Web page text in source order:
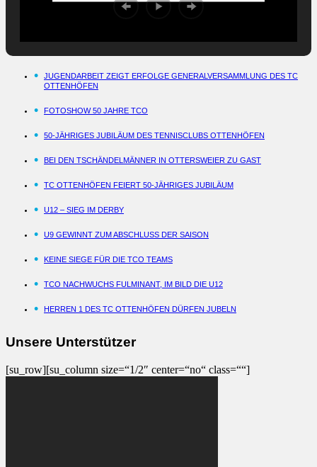
JUGENDARBEIT ZEIGT ERFOLGE GENERALVERSAMMLUNG DES TC
OTTENHÖFEN
FOTOSHOW 50 JAHRE TCO
50-JÄHRIGES JUBILÄUM DES TENNISCLUBS OTTENHÖFEN
BEI DEN TSCHÄNDELMÄNNER IN OTTERSWEIER ZU GAST
TC OTTENHÖFEN FEIERT 50-JÄHRIGES JUBILÄUM
U12 – SIEG IM DERBY
U9 GEWINNT ZUM ABSCHLUSS DER SAISON
KEINE SIEGE FÜR DIE TCO TEAMS
TCO NACHWUCHS FULMINANT, IM BILD DIE U12
HERREN 1 DES TC OTTENHÖFEN DÜRFEN JUBELN
Unsere Unterstützer
[su_row][su_column size=“1/2″ center=“no“ class=““]